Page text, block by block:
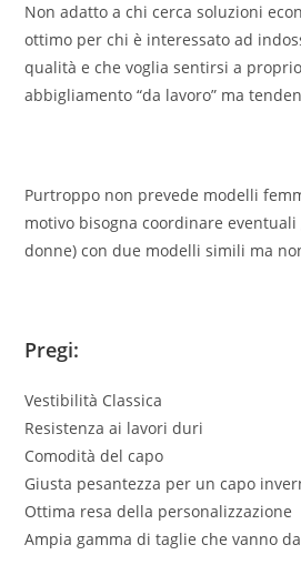
Non adatto a chi cerca soluzioni
ottimo per chi è interessato ad
qualità e che voglia sentirsi a
abbigliamento “da lavoro” ma
Purtroppo non prevede modelli
motivo bisogna coordinare
donne) con due modelli simili ma
Pregi:
Vestibilità Classica
Resistenza ai lavori duri
Comodità del capo
Giusta pesantezza per un capo
Ottima resa della personalizzazione
Ampia gamma di taglie che vanno